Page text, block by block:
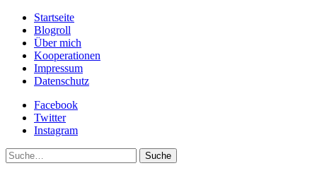
Startseite
Blogroll
Über mich
Kooperationen
Impressum
Datenschutz
Facebook
Twitter
Instagram
Suche